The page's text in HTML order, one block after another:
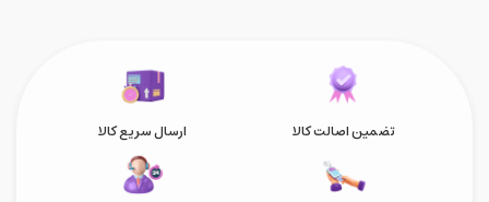
تضمین اصالت کالا ارسال سریع کالا